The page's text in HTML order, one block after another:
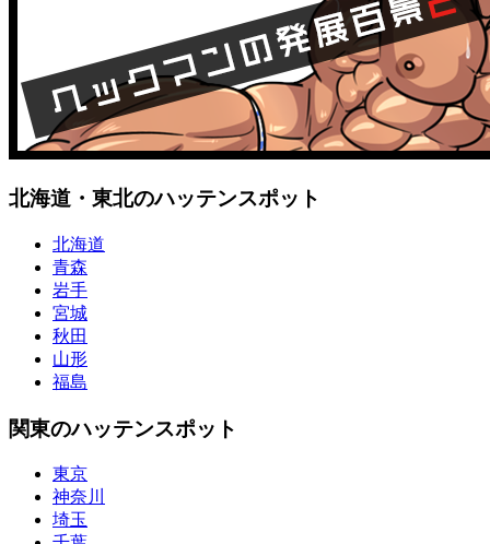
北海道・東北のハッテンスポット
北海道
青森
岩手
宮城
秋田
山形
福島
関東のハッテンスポット
東京
神奈川
埼玉